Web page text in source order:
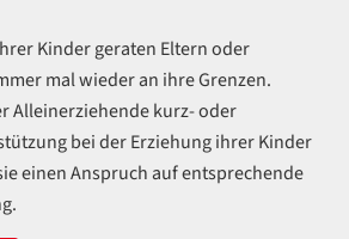
Kinder geraten Eltern oder
mal wieder an ihre Grenzen.
Alleinerziehende kurz- oder
bei der Erziehung ihrer Kinder
einen Anspruch auf entsprechende